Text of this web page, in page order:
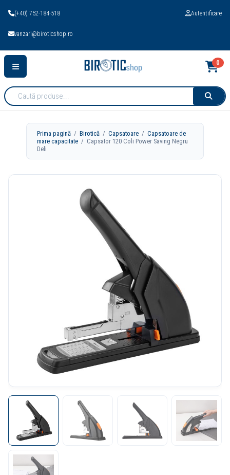
(+40) 752-184-518
vanzari@biroticshop.ro
Autentificare
Cauta
produse:
0
Prima pagină /Birotică /Capsatoare /Capsatoare de
mare capacitate / Capsator 120 Coli Power Saving Negru
Deli